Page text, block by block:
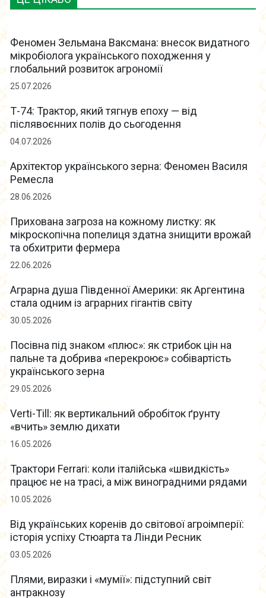
Феномен Зельмана Ваксмана: внесок видатного
мікробіолога українського походження у
глобальний розвиток агрономії
25.07.2026
Т-74: Трактор, який тягнув епоху — від
післявоєнних полів до сьогодення
04.07.2026
Архітектор українського зерна: Феномен Василя
Ремесла
28.06.2026
Прихована загроза на кожному листку: як
мікроскопічна попелиця здатна знищити врожай
та обхитрити фермера
22.06.2026
Аграрна душа Південної Америки: як Аргентина
стала одним із аграрних гігантів світу
30.05.2026
Посівна під знаком «плюс»: як стрибок цін на
пальне та добрива «перекроює» собівартість
українського зерна
29.05.2026
Verti-Till: як вертикальний обробіток ґрунту
«вчить» землю дихати
16.05.2026
Трактори Ferrari: коли італійська «швидкість»
працює не на трасі, а між виноградними рядами
10.05.2026
Від українських коренів до світової агроімперії:
історія успіху Стюарта та Лінди Ресник
03.05.2026
Плями, виразки і «мумії»: підступний світ
антракнозу